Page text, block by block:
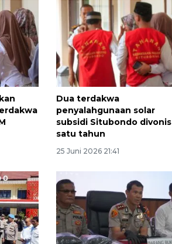
Dua terdakwa
penyalahgunaan solar
subsidi Situbondo divonis
satu tahun
25 Juni 2026 21:41